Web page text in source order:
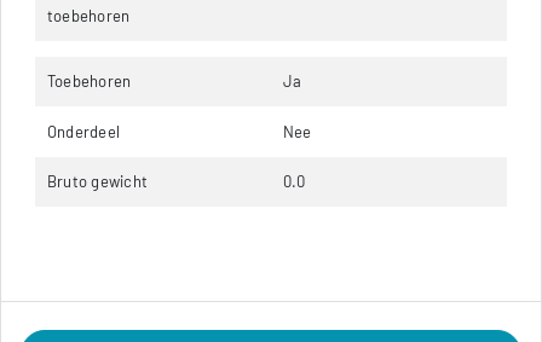
toebehoren
Toebehoren Ja
Onderdeel Nee
Bruto gewicht 0.0